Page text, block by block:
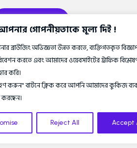
গোপনীয়তাকে মূল্য দিই !
ব্রাউজিং অভিজ্ঞতা উন্নত করতে, ব্যক্তিগতকৃত
করতে এবং আমাদের ওয়েবসাইটের ট্রাফিক
করি।
করুন" বাটনে ক্লিক করে আপনি আমাদের কুকিজ
করছেন।
Reject All Accept